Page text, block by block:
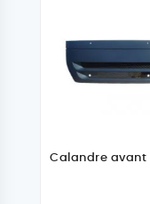
Calandre avant